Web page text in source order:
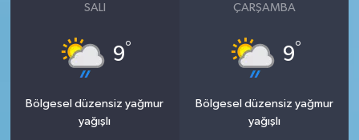
SALI
9°
Bölgesel düzensiz yağmur
yağışlı
ÇARŞAMBA
9°
Bölgesel düzensiz yağmur
yağışlı